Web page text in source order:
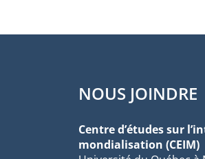
NOUS JOINDRE
Centre d’études sur
mondialisation (CEIM)